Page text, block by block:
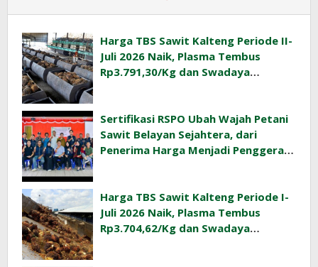
Harga TBS Sawit Kalteng Periode II-
Juli 2026 Naik, Plasma Tembus
Rp3.791,30/Kg dan Swadaya
Sertifikasi RSPO Ubah Wajah Petani
Sawit Belayan Sejahtera, dari
Penerima Harga Menjadi Penggerak
Harga TBS Sawit Kalteng Periode I-
Juli 2026 Naik, Plasma Tembus
Rp3.704,62/Kg dan Swadaya